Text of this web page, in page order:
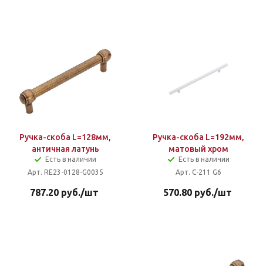
Ручка-скоба L=128мм,
античная латунь
Есть в наличии
Арт. RE23-0128-G0035
787.20руб./шт
Ручка-скоба L=192мм,
матовый хром
Есть в наличии
Арт. C-211 G6
570.80руб./шт